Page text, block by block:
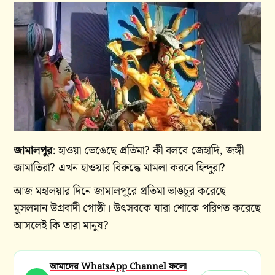
জামালপুর: হাওয়া ভেঙেছে প্রতিমা? কী বলবে জেহাদি, জঙ্গী
জামাতিরা? এখন হাওয়ার বিরুদ্ধে মামলা করবে হিন্দুরা?
আজ মহালয়ার দিনে জামালপুরে প্রতিমা ভাঙচুর করেছে
মুসলমান উগ্রবাদী গোষ্ঠী। উৎসবকে যারা শোকে পরিণত করেছে
আসলেই কি তারা মানুষ?
আমাদের WhatsApp Channel ফলো